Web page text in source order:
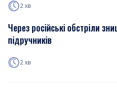
2 хв
Через російські обстріли
підручників
2 хв